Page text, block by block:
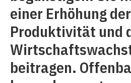
einer Erhöhung der
Produktivität und
beitragen.